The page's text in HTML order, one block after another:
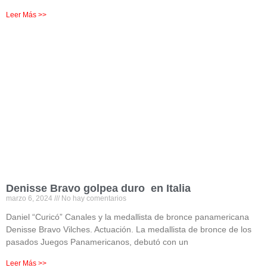
Leer Más >>
Denisse Bravo golpea duro en Italia
marzo 6, 2024 No hay comentarios
Daniel “Curicó” Canales y la medallista de bronce panamericana
Denisse Bravo Vilches. Actuación. La medallista de bronce de los
pasados Juegos Panamericanos, debutó con un
Leer Más >>